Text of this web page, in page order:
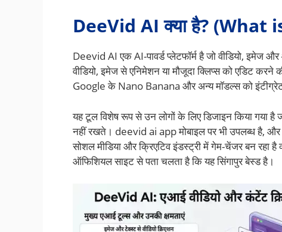
DeeVid AI क्या है? (What
Deevid AI एक AI-पावर्ड प्लेटफॉर्म है जो वीडियो, इमेज
वीडियो, इमेज से एनिमेशन या मौजूदा क्लिप्स को एडिट
Google के Nano Banana और अन्य मॉडल्स को
यह टूल विशेष रूप से उन लोगों के लिए डिजाइन किया गया है
नहीं रखते। deevid ai app मोबाइल पर भी उपलब्ध है,
सोशल मीडिया और क्रिएटिव इंडस्ट्री में गेम-चेंजर बन
ऑफिशियल साइट से पता चलता है कि यह सिंगापुर बेस्ड है।